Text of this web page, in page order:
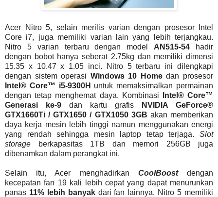
Acer Nitro 5, selain merilis varian dengan prosesor Intel
Core i7, juga memiliki varian lain yang lebih terjangkau.
Nitro 5 varian terbaru dengan model AN515-54 hadir
dengan bobot hanya seberat 2.75kg dan memiliki dimensi
15.35 x 10.47 x 1.05 inci. Nitro 5 terbaru ini dilengkapi
dengan sistem operasi Windows 10 Homedan prosesor
Intel® Core™ i5-9300H untuk memaksimalkan permainan
dengan tetap menghemat daya. Kombinasi
Intel® Core™
Generasi ke-9 dan kartu grafis
NVIDIA GeForce®
GTX1660Ti / GTX1650 / GTX1050 3GB akan memberikan
daya kerja mesin lebih tinggi namun menggunakan energi
yang rendah sehingga mesin laptop tetap terjaga. Slot
storage berkapasitas 1TB dan memori 256GB juga
dibenamkan dalam perangkat ini.
Selain itu, Acer menghadirkan CoolBoostdengan
kecepatan fan 19 kali lebih cepat yang dapat menurunkan
panas 11% lebih banyakdari fan lainnya. Nitro 5 memiliki